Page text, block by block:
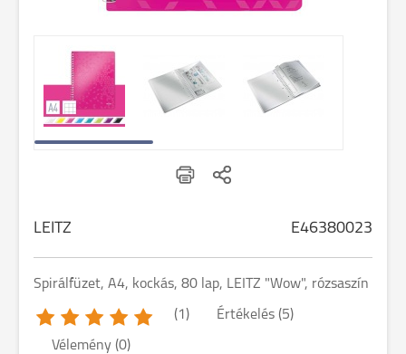
LEITZ E46380023
Spirálfüzet, A4, kockás, 80 lap, LEITZ "Wow", rózsaszín
(1) Értékelés (5)
Vélemény (0)